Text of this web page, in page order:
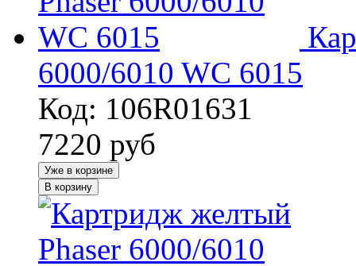
6000/6010 WC 6015
Код: 106R01631
7220 руб
Уже в корзине
В корзину